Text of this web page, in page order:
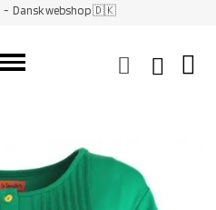
- Dansk webshop 🇩🇰